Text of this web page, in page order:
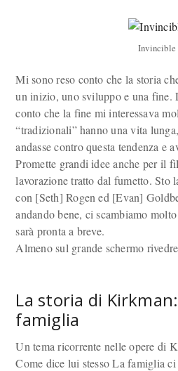
Invincible
Mi sono reso conto che la storia
un inizio, uno sviluppo e una fine.
conto che la fine mi interessava
“tradizionali” hanno una vita
andasse contro questa tendenza e
Promette grandi idee anche per il
lavorazione tratto dal fumetto. Sto
con [Seth] Rogen ed [Evan]
andando bene, ci scambiamo
sarà pronta a breve.
Almeno sul grande schermo
La storia di
famiglia
Un tema ricorrente nelle opere di
Come dice lui stesso La famiglia